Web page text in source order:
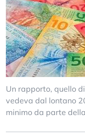
Un rapporto, quello
vedeva dal lontano
minimo da parte